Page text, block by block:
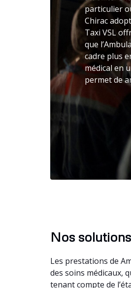
particulier
Chirac
Taxi VSL
que
cadre plus
médical en
permet de
Nos solutions
Les prestations de
des soins médicaux,
tenant compte de